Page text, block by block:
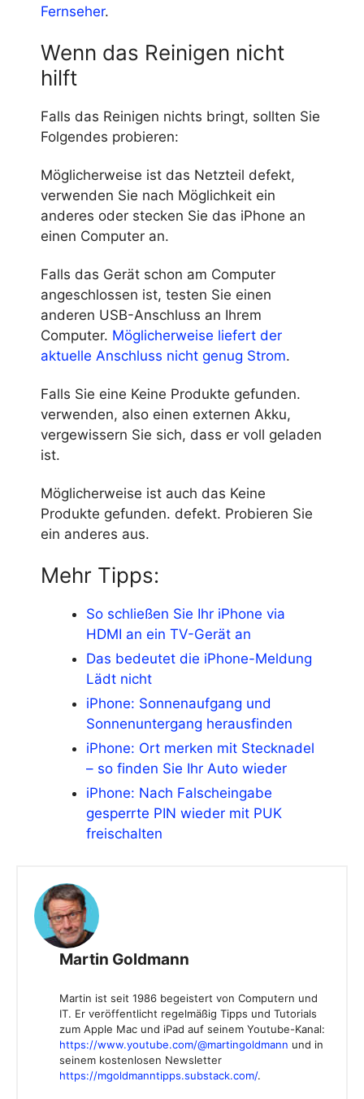
Fernseher.
Wenn das Reinigen nicht
hilft
Falls das Reinigen nichts bringt, sollten Sie
Folgendes probieren:
Möglicherweise ist das Netzteil defekt,
verwenden Sie nach Möglichkeit ein
anderes oder stecken Sie das iPhone an
einen Computer an.
Falls das Gerät schon am Computer
angeschlossen ist, testen Sie einen
anderen USB-Anschluss an Ihrem
Computer. Möglicherweise liefert der
aktuelle Anschluss nicht genug Strom.
Falls Sie eine Keine Produkte gefunden.
verwenden, also einen externen Akku,
vergewissern Sie sich, dass er voll geladen
ist.
Möglicherweise ist auch das Keine
Produkte gefunden. defekt. Probieren Sie
ein anderes aus.
Mehr Tipps:
So schließen Sie Ihr iPhone via
HDMI an ein TV-Gerät an
Das bedeutet die iPhone-Meldung
Lädt nicht
iPhone: Sonnenaufgang und
Sonnenuntergang herausfinden
iPhone: Ort merken mit Stecknadel
– so finden Sie Ihr Auto wieder
iPhone: Nach Falscheingabe
gesperrte PIN wieder mit PUK
freischalten
Martin Goldmann
Martin ist seit 1986 begeistert von Computern und
IT. Er veröffentlicht regelmäßig Tipps und Tutorials
zum Apple Mac und iPad auf seinem Youtube-Kanal:
https://www.youtube.com/@martingoldmann und in
seinem kostenlosen Newsletter
https://mgoldmanntipps.substack.com/.